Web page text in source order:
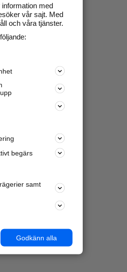
med
vår sajt. Med
och våra tjänster.
begärs
samt
Godkänn alla